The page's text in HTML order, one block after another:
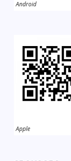
Android
Apple